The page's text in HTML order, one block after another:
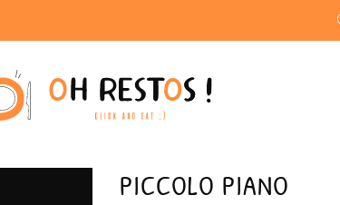
PICCOLO PIANO